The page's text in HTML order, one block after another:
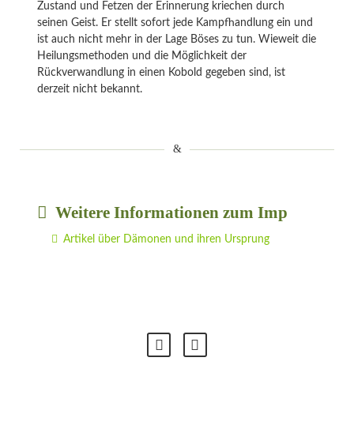
Zustand und Fetzen der Erinnerung kriechen durch
seinen Geist. Er stellt sofort jede Kampfhandlung ein und
ist auch nicht mehr in der Lage Böses zu tun. Wieweit die
Heilungsmethoden und die Möglichkeit der
Rückverwandlung in einen Kobold gegeben sind, ist
derzeit nicht bekannt.
Weitere Informationen zum Imp
Artikel über Dämonen und ihren Ursprung